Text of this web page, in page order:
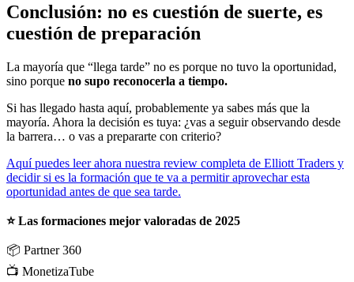
Conclusión: no es cuestión de suerte, es
cuestión de preparación
La mayoría que “llega tarde” no es porque no tuvo la oportunidad,
sino porque no supo reconocerla a tiempo.
Si has llegado hasta aquí, probablemente ya sabes más que la
mayoría. Ahora la decisión es tuya: ¿vas a seguir observando desde
la barrera… o vas a prepararte con criterio?
Aquí puedes leer ahora nuestra review completa de Elliott Traders y
decidir si es la formación que te va a permitir aprovechar esta
oportunidad antes de que sea tarde.
⭐ Las formaciones mejor valoradas de 2025
📦 Partner 360
📺 MonetizaTube